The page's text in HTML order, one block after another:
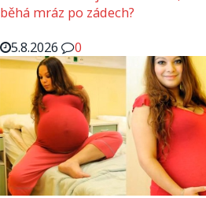
běhá mráz po zádech?
5.8.2026
0